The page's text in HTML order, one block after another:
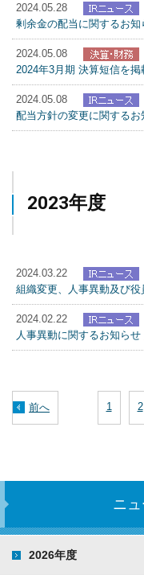
2024.05.28
剰余金の配当に関するお知
2024.05.08
2024年3月期 決算短信を掲
2024.05.08
配当方針の変更に関するお
2023年度
2024.03.22
組織変更、人事異動及び
2024.02.22
人事異動に関するお知らせ
前へ 1 2
ニ
2026年度